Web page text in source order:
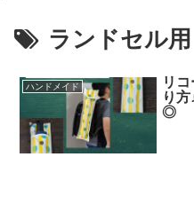
ランドセル用
ハンドメイド
リ
り
◎